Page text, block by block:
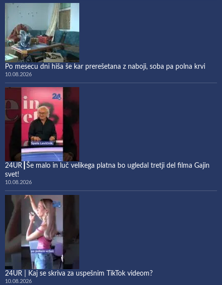
Po mesecu dni hiša še kar prerešetana z naboji, soba pa polna krvi
10.08.2026
24UR┃Še malo in luč velikega platna bo ugledal tretji del filma Gajin
svet!
10.08.2026
24UR | Kaj se skriva za uspešnim TikTok videom?
10.08.2026